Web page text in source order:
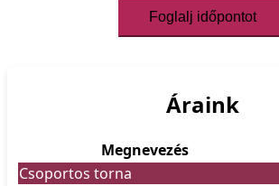
Foglalj időpontot
Áraink
Megnevezés
Csoportos torna